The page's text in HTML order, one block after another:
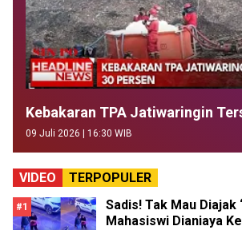
Kebakaran TPA Jatiwaringin
09 Juli 2026 | 16:30 WIB
VIDEO TERPOPULER
#1
Sadis! Tak Mau Diajak
Mahasiswi Dianiaya